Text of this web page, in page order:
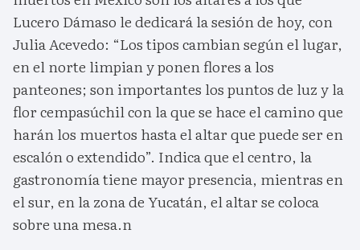
Lucero Dámaso le dedicará la sesión de hoy, con
Julia Acevedo: “Los tipos cambian según el lugar,
en el norte limpian y ponen flores a los
panteones; son importantes los puntos de luz y la
flor cempasúchil con la que se hace el camino que
harán los muertos hasta el altar que puede ser en
escalón o extendido”. Indica que el centro, la
gastronomía tiene mayor presencia, mientras en
el sur, en la zona de Yucatán, el altar se coloca
sobre una mesa.n